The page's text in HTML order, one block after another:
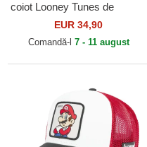
coiot Looney Tunes de
EUR 34,90
Comandă-l 7 - 11 august